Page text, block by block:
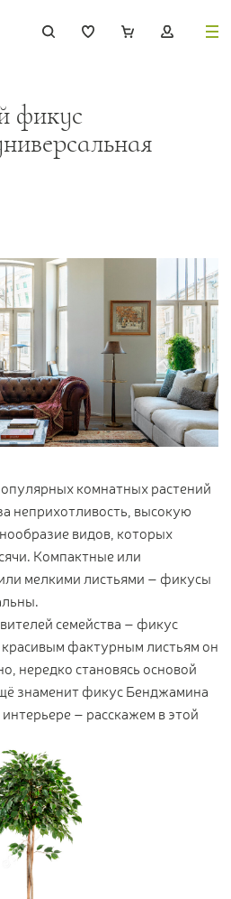
70
17
499
фикус
комнатных растений
неприхотливость, высокую
видов, которых
Компактные или
мелкими листьями – фикусы
семейства – фикус
фактурным листьям он
нередко становясь основой
знаменит фикус Бенджамина
– расскажем в этой